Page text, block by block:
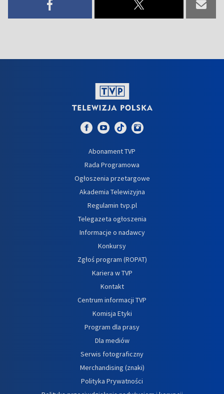
Abonament TVP
Rada Programowa
Ogłoszenia przetargowe
Akademia Telewizyjna
Regulamin tvp.pl
Telegazeta ogłoszenia
Informacje o nadawcy
Konkursy
Zgłoś program (ROPAT)
Kariera w TVP
Kontakt
Centrum informacji TVP
Komisja Etyki
Program dla prasy
Dla mediów
Serwis fotograficzny
Merchandising (znaki)
Polityka Prywatności